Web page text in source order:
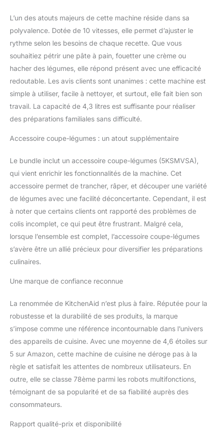
L’un des atouts majeurs de cette machine réside dans sa
polyvalence. Dotée de 10 vitesses, elle permet d’ajuster le
rythme selon les besoins de chaque recette. Que vous
souhaitiez pétrir une pâte à pain, fouetter une crème ou
hacher des légumes, elle répond présent avec une efficacité
redoutable. Les avis clients sont unanimes : cette machine est
simple à utiliser, facile à nettoyer, et surtout, elle fait bien son
travail. La capacité de 4,3 litres est suffisante pour réaliser
des préparations familiales sans difficulté.
Accessoire coupe-légumes : un atout supplémentaire
Le bundle inclut un accessoire coupe-légumes (5KSMVSA),
qui vient enrichir les fonctionnalités de la machine. Cet
accessoire permet de trancher, râper, et découper une variété
de légumes avec une facilité déconcertante. Cependant, il est
à noter que certains clients ont rapporté des problèmes de
colis incomplet, ce qui peut être frustrant. Malgré cela,
lorsque l’ensemble est complet, l’accessoire coupe-légumes
s’avère être un allié précieux pour diversifier les préparations
culinaires.
Une marque de confiance reconnue
La renommée de KitchenAid n’est plus à faire. Réputée pour la
robustesse et la durabilité de ses produits, la marque
s’impose comme une référence incontournable dans l’univers
des appareils de cuisine. Avec une moyenne de 4,6 étoiles sur
5 sur Amazon, cette machine de cuisine ne déroge pas à la
règle et satisfait les attentes de nombreux utilisateurs. En
outre, elle se classe 78ème parmi les robots multifonctions,
témoignant de sa popularité et de sa fiabilité auprès des
consommateurs.
Rapport qualité-prix et disponibilité